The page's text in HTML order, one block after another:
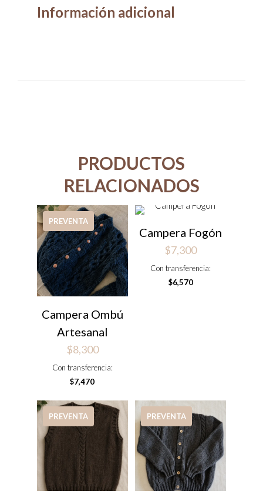
Información adicional
PRODUCTOS
RELACIONADOS
PREVENTA
Campera Ombú
Artesanal
$8,300
Con transferencia:
$7,470
Campera Fogón
$7,300
Con transferencia:
$6,570
PREVENTA PREVENTA